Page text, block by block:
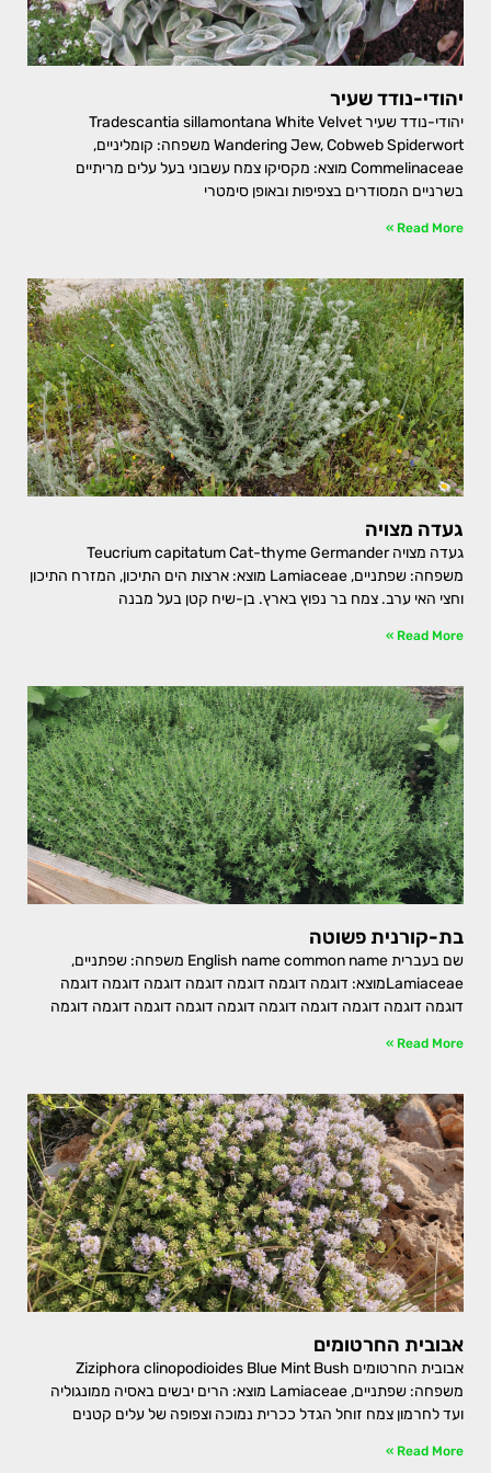
יהודי-נודד שעיר
יהודי-נודד שעיר Tradescantia sillamontana White Velvet
Wandering Jew, Cobweb Spiderwort משפחה: קומליניים,
Commelinaceae מוצא: מקסיקו צמח עשבוני בעל עלים מריתיים
בשרניים המסודרים בצפיפות ובאופן סימטרי
Read More »
געדה מצויה
געדה מצויה Teucrium capitatum Cat-thyme Germander
משפחה: שפתניים, Lamiaceae מוצא: ארצות הים התיכון, המזרח התיכון
וחצי האי ערב. צמח בר נפוץ בארץ. בן-שיח קטן בעל מבנה
Read More »
בת-קורנית פשוטה
שם בעברית English name common name משפחה: שפתניים,
Lamiaceaeמוצא: דוגמה דוגמה דוגמה דוגמה דוגמה דוגמה דוגמה
דוגמה דוגמה דוגמה דוגמה דוגמה דוגמה דוגמה דוגמה דוגמה דוגמה
Read More »
אבובית החרטומים
אבובית החרטומים Ziziphora clinopodioides Blue Mint Bush
משפחה: שפתניים, Lamiaceae מוצא: הרים יבשים באסיה ממונגוליה
ועד לחרמון צמח זוחל הגדל ככרית נמוכה וצפופה של עלים קטנים
Read More »